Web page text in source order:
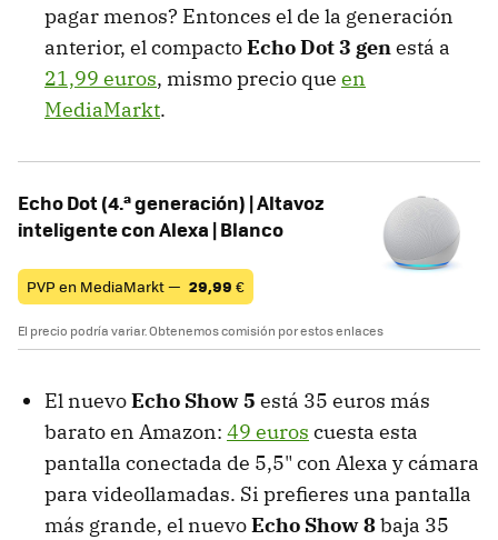
pagar menos? Entonces el de la generación
anterior, el compactoEcho Dot 3 genestá a
21,99 euros, mismo precio que en
MediaMarkt.
Echo Dot (4.ª generación) | Altavoz
inteligente con Alexa | Blanco
PVP en MediaMarkt — 29,99 €
El precio podría variar. Obtenemos comisión por estos enlaces
El nuevoEcho Show 5 está 35 euros más
barato en Amazon: 49 euros cuesta esta
pantalla conectada de 5,5" con Alexa y cámara
para videollamadas. Si prefieres una pantalla
más grande, el nuevoEcho Show 8baja 35